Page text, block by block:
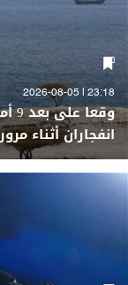
23:18 | 2026-08-05
انفجاران أثناء